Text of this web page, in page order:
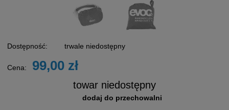
Dostępność: trwale niedostępny
Cena: 99,00 zł
towar niedostępny
dodaj do przechowalni